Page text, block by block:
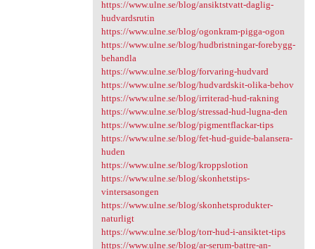
https://www.ulne.se/blog/ansiktstvatt-daglig-
hudvardsrutin
https://www.ulne.se/blog/ogonkram-pigga-ogon
https://www.ulne.se/blog/hudbristningar-forebygg-
behandla
https://www.ulne.se/blog/forvaring-hudvard
https://www.ulne.se/blog/hudvardskit-olika-behov
https://www.ulne.se/blog/irriterad-hud-rakning
https://www.ulne.se/blog/stressad-hud-lugna-den
https://www.ulne.se/blog/pigmentflackar-tips
https://www.ulne.se/blog/fet-hud-guide-balansera-
huden
https://www.ulne.se/blog/kroppslotion
https://www.ulne.se/blog/skonhetstips-
vintersasongen
https://www.ulne.se/blog/skonhetsprodukter-
naturligt
https://www.ulne.se/blog/torr-hud-i-ansiktet-tips
https://www.ulne.se/blog/ar-serum-battre-an-